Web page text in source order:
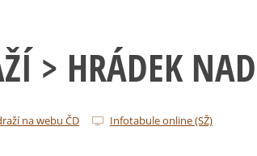
> HRÁDEK
na webu ČD Infotabule online (SŽ)